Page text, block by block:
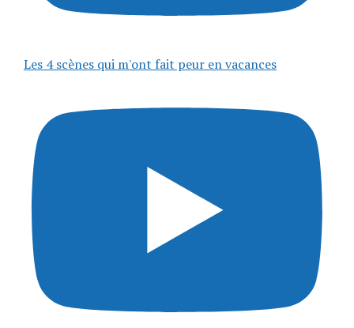
Les 4 scènes qui m'ont fait peur en vacances